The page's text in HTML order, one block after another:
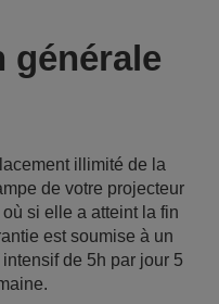
générale
illimité de la
de votre projecteur
si elle a atteint la fin
est soumise à un
de 5h par jour 5